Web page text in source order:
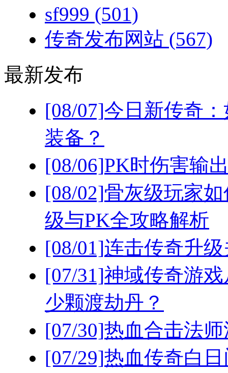
sf999 (501)
传奇发布网站 (567)
最新发布
[08/07]今日新传奇
装备？
[08/06]PK时伤害输
[08/02]骨灰级玩家
级与PK全攻略解析
[08/01]连击传奇升
[07/31]神域传奇游
少颗渡劫丹？
[07/30]热血合击法
[07/29]热血传奇白